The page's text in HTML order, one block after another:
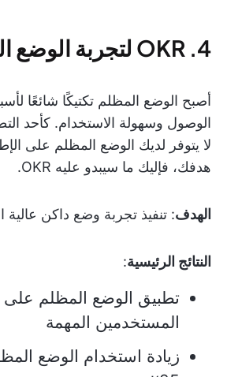
4. OKR لتجربة الوضع المظلم
أصبح الوضع المظلم تكتيكًا شائعًا
الوصول وسهولة الاستخدام. كأحد
لا يتوفر لديك الوضع المظلم على
هدفك، فإليك ما سيبدو عليه OKR.
الهدف: تنفيذ تجربة وضع داكن عالية
النتائج الرئيسية:
تطبيق الوضع المظلم
المستخدمين المهمة
زيادة استخدام الوضع